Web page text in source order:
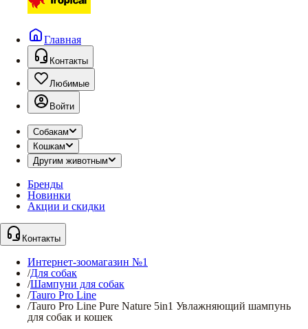
Главная
Контакты
Любимые
Войти
Собакам
Кошкам
Другим животным
Бренды
Новинки
Акции и скидки
Контакты
Интернет-зоомагазин №1
/Для собак
/Шампуни для собак
/Tauro Pro Line
/Tauro Pro Line Pure Nature 5in1 Увлажняющий шампунь
для собак и кошек